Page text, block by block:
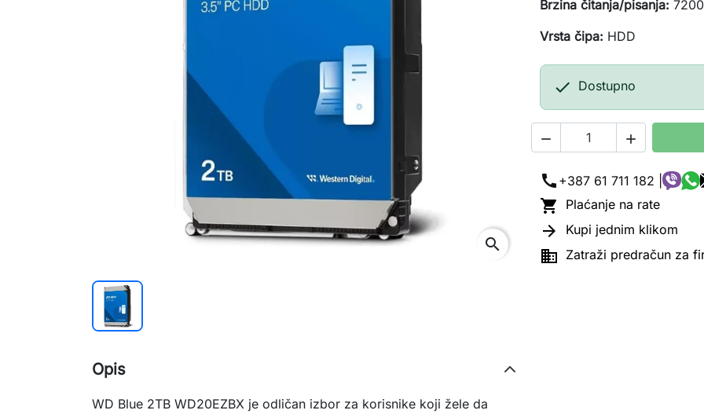
search
Brzina čitanja/pisanja:
Vrsta čipa: HDD
 Dostupno
 
call +387 61 711 182 |
 Plaćanje na rate
 Kupi jednim klikom
 Zatraži predračun za
Opis
WD Blue 2TB WD20EZBX je odličan izbor za korisnike koji žele da